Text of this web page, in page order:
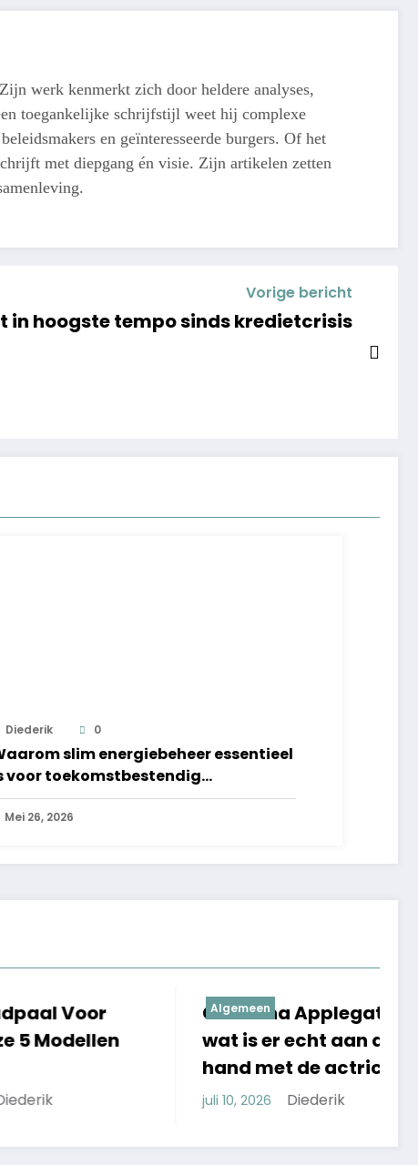
werk kenmerkt zich door heldere analyses,
toegankelijke schrijfstijl weet hij complexe
en geïnteresseerde burgers. Of het
met diepgang én visie. Zijn artikelen zetten
Vorige bericht
in hoogste tempo sinds kredietcrisis
Diederik 0
slim energiebeheer essentieel
voor toekomstbestendig
Mei 26, 2026
Christina Applegate ziek:
wat is er echt aan de
hand met de actrice?
Diederik